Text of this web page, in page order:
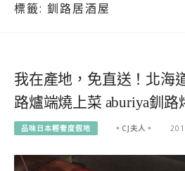
標籤: 釧路居酒屋
我在產地，免直送！北海
路爐端燒上菜 aburiya釧路
品味日本輕奢度假地 。CJ夫人。